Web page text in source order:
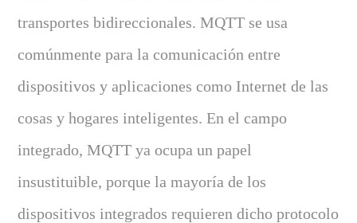
transportes bidireccionales. MQTT se usa
comúnmente para la comunicación entre
dispositivos y aplicaciones como Internet de las
cosas y hogares inteligentes. En el campo
integrado, MQTT ya ocupa un papel
insustituible, porque la mayoría de los
dispositivos integrados requieren dicho protocolo